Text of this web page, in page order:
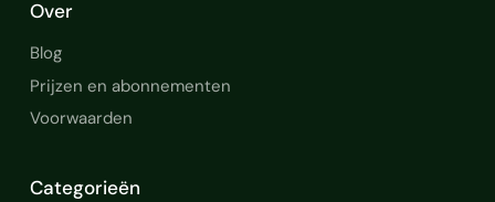
Over
Blog
Prijzen en abonnementen
Voorwaarden
Categorieën